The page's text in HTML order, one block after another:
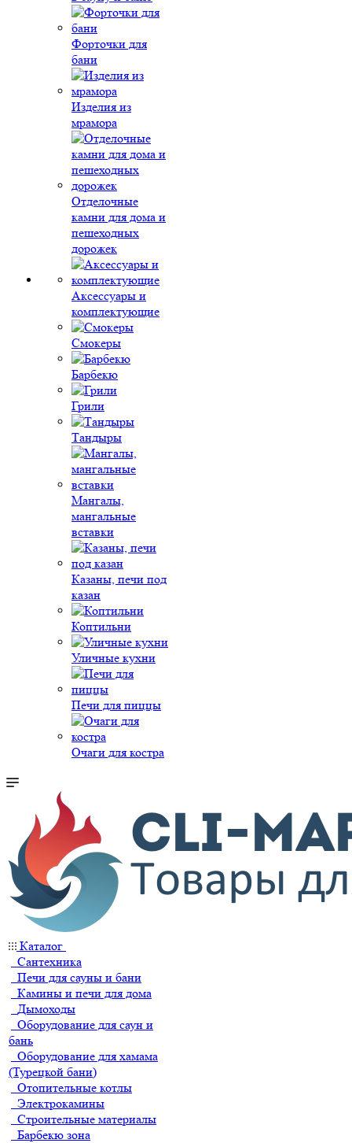
Форточки для
бани
Изделия из
мрамора
Отделочные
камни для дома и
пешеходных
дорожек
Аксессуары и
комплектующие
Смокеры
Барбекю
Грили
Тандыры
Мангалы,
мангальные
вставки
Казаны, печи под
казан
Коптильни
Уличные кухни
Печи для пиццы
Очаги для костра
Каталог
Сантехника
Печи для сауны и бани
Камины и печи для дома
Дымоходы
Оборудование для саун и
бань
Оборудование для хамама
(Турецкой бани)
Отопительные котлы
Электрокамины
Строительные материалы
Барбекю зона